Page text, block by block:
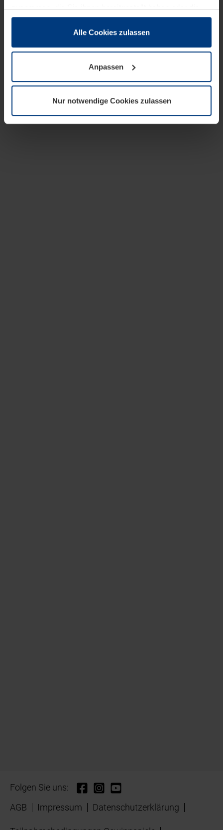
zusammen, die Sie ihnen bereitgestellt haben oder die
sie im Rahmen Ihrer Nutzung der Dienste gesammelt
wenn diese für den Betrieb dieser Seite unbedingt
notwendig sind. Für alle anderen Cookie-Typen benötigen
wir Ihre Erlaubnis. Ihre Einwilligung können Sie jederzeit
Datenschutzerklärungunserer Website ändern oder
widerrufen.
Alle Cookies zulassen
Anpassen
Nur notwendige Cookies zulassen
Folgen Sie uns:
AGB
Impressum Datenschutzerklärung